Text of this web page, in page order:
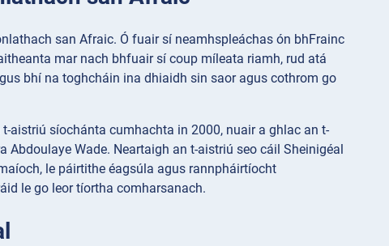
san Afraic. Ó fuair sí neamhspleáchas ón bhFrainc
mar nach bhfuair sí coup míleata riamh, rud atá
bhí na toghcháin ina dhiaidh sin saor agus cothrom go
aistriú síochánta cumhachta in 2000, nuair a ghlac an t-
Wade. Neartaigh an t-aistriú seo cáil Sheinigéal
le páirtithe éagsúla agus rannpháirtíocht
le go leor tíortha comharsanach.